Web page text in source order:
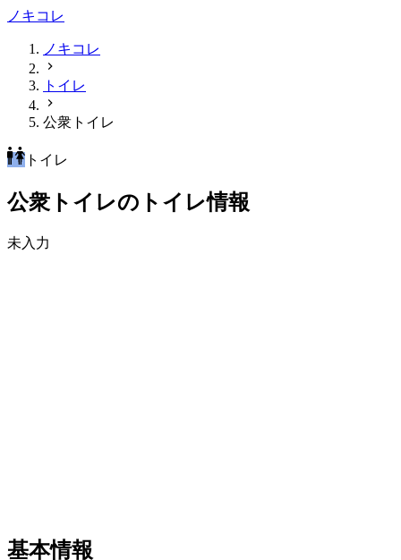
ノキコレ
ノキコレ
トイレ
公衆トイレ
トイレ
公衆トイレのトイレ情報
未入力
基本情報